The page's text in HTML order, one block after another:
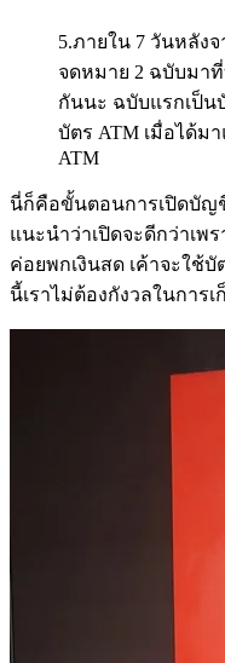
5.ภายใน 7 วันหลัง
จดหมาย 2 ฉบับมา
กันนะ ฉบับแรกเป็น
บัตร ATM เมื่อได้ม
ATM
นี่ก็คือขั้นตอนการเปิดบัญ
แนะนำว่าเปิดจะดีกว่าเพ
ค่อยพกเงินสด เค้าจะใช้
นี้เราไม่ต้องกังวลในการเ